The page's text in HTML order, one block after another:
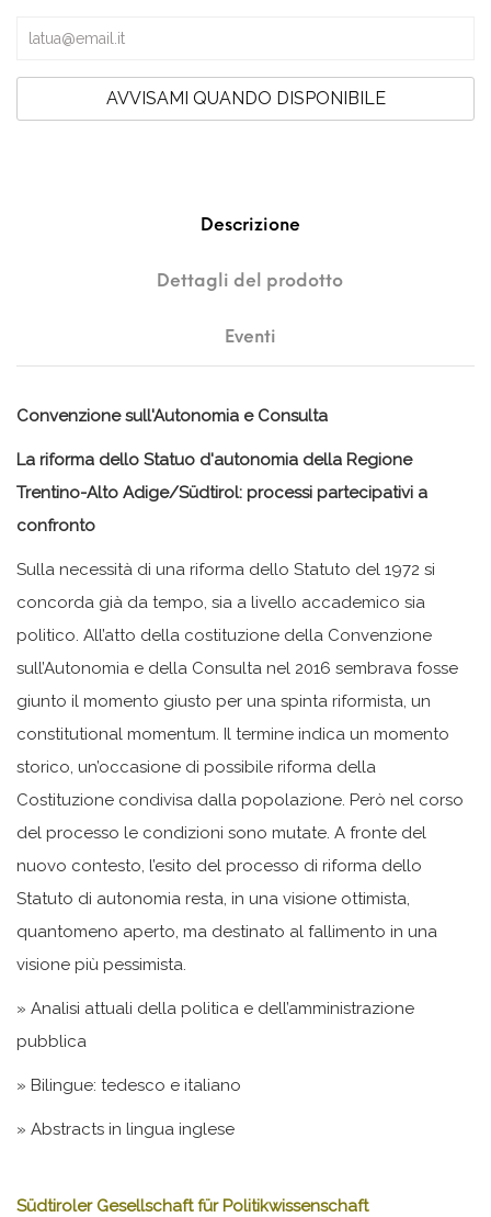
AVVISAMI QUANDO DISPONIBILE
Descrizione
Dettagli del prodotto
Eventi
Convenzione sull'Autonomia e Consulta
La riforma dello Statuo d'autonomia della Regione
Trentino-Alto Adige/Südtirol: processi partecipativi a
confronto
Sulla necessità di una riforma dello Statuto del 1972 si
concorda già da tempo, sia a livello accademico sia
politico. All’atto della costituzione della Convenzione
sull’Autonomia e della Consulta nel 2016 sembrava fosse
giunto il momento giusto per una spinta riformista, un
constitutional momentum. Il termine indica un momento
storico, un’occasione di possibile riforma della
Costituzione condivisa dalla popolazione. Però nel corso
del processo le condizioni sono mutate. A fronte del
nuovo contesto, l’esito del processo di riforma dello
Statuto di autonomia resta, in una visione ottimista,
quantomeno aperto, ma destinato al fallimento in una
visione più pessimista.
» Analisi attuali della politica e dell’amministrazione
pubblica
» Bilingue: tedesco e italiano
» Abstracts in lingua inglese
Südtiroler Gesellschaft für Politikwissenschaft